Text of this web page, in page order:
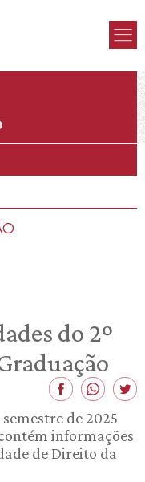
do 2º
de 2025
informações
de Direito da